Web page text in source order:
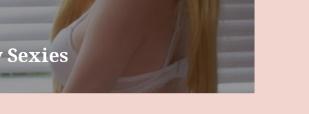
Sexies